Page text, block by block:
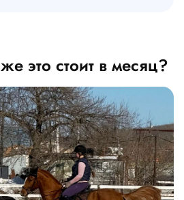
это стоит в месяц?